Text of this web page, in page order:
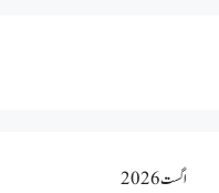
اگست 2026